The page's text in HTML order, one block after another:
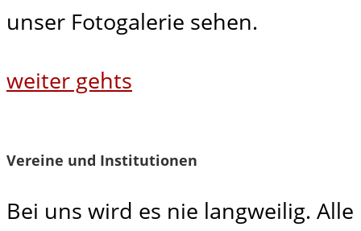
unser Fotogalerie sehen.
weiter gehts
Vereine und Institutionen
Bei uns wird es nie langweilig. Alle